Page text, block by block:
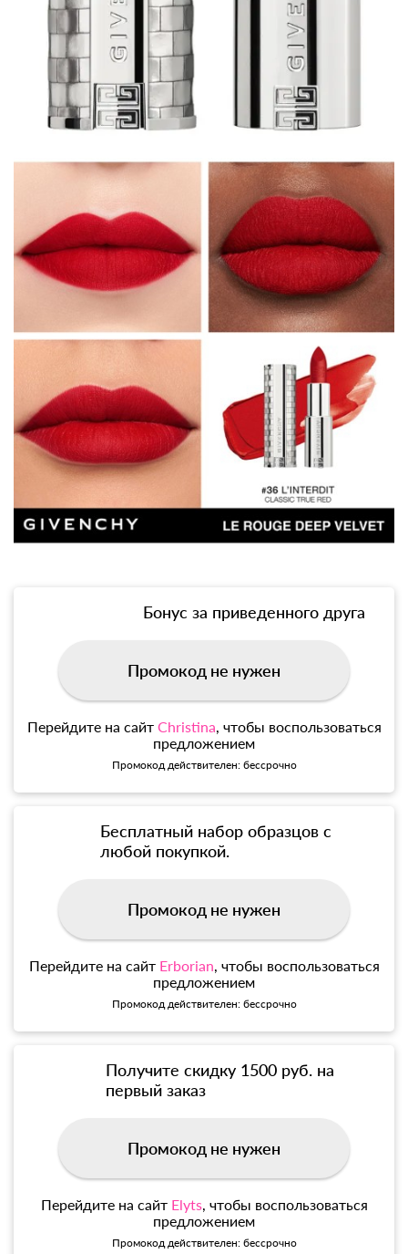
Бонус за приведенного друга
Промокод не нужен
Перейдите на сайт Christina, чтобы воспользоваться
предложением
Промокод действителен: бессрочно
Бесплатный набор образцов с
любой покупкой.
Промокод не нужен
Перейдите на сайт Erborian, чтобы воспользоваться
предложением
Промокод действителен: бессрочно
Получите скидку 1500 руб. на
первый заказ
Промокод не нужен
Перейдите на сайт Elyts, чтобы воспользоваться
предложением
Промокод действителен: бессрочно